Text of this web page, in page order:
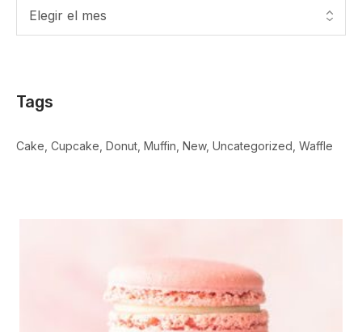
Tags
Cake Cupcake Donut Muffin New Uncategorized Waffle